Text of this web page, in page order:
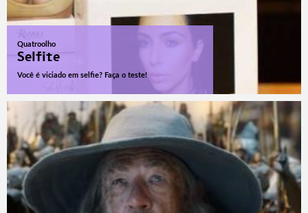
Quatroolho
Selfite
Você é viciado em selfie? Faça o teste!